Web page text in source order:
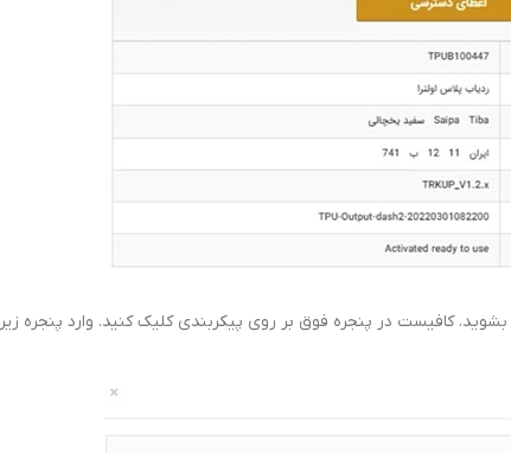
بشوید. کافیست در پنجره فوق بر روی پیکربندی کلیک کنید. وارد پنجره زیر